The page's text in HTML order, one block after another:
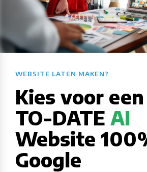
WEBSITE LATEN MAKEN?​​​​​​​​​​​​​​
Kies voor
TO-DATE AI
Website
Google